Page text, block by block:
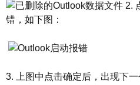
2.
错，如下图：
3. 上图中点击确定后，出现下